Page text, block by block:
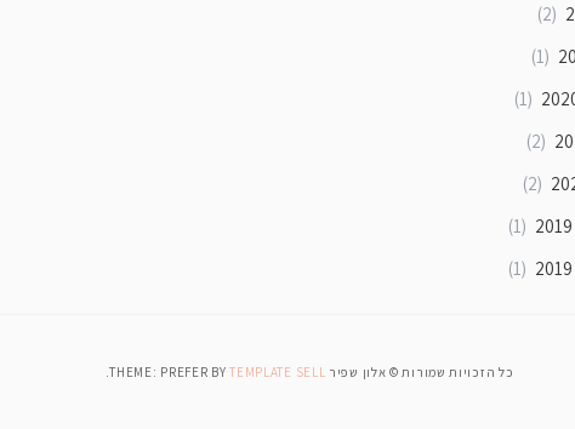
(2)
(1)
(1)
(2)
(2)
(1)
(1)
כל הזכויות שמורות © אלון שפיר THEME: PREFER BY TEMPLATE SELL
.